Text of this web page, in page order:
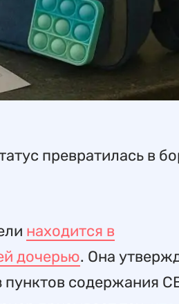
превратилась в
находится в
дочерью. Она
содержания